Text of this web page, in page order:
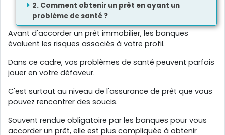
Comment obtenir un prêt en ayant un
problème de santé ?
Avant d'accorder un prêt immobilier, les banques
évaluent les risques associés à votre profil.
Dans ce cadre, vos problèmes de santé peuvent parfois
jouer en votre défaveur.
C'est surtout au niveau de l'assurance de prêt que vous
pouvez rencontrer des soucis.
Souvent rendue obligatoire par les banques pour vous
accorder un prêt, elle est plus compliquée à obtenir